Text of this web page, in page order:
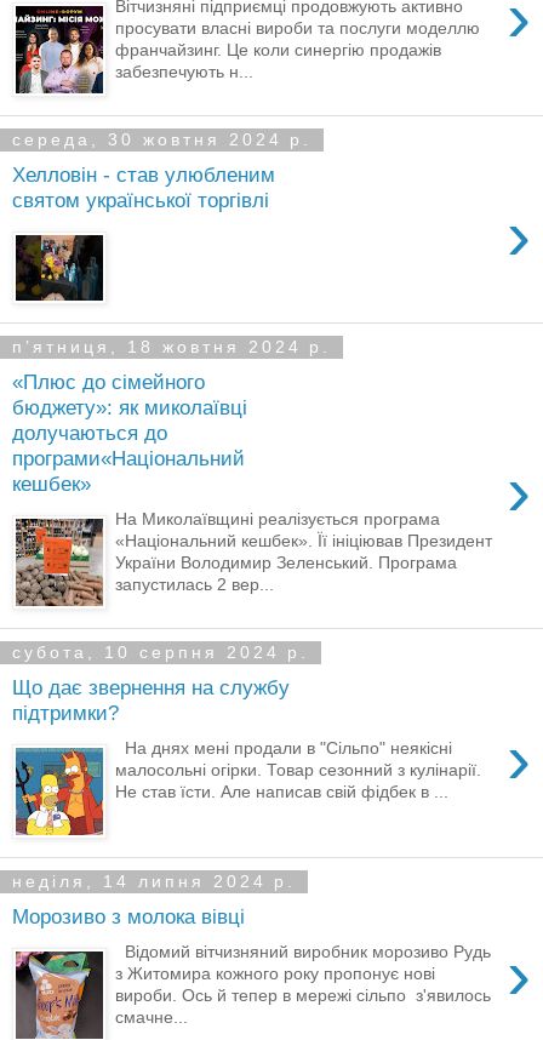
›
Вітчизняні підприємці продовжують активно
просувати власні вироби та послуги моделлю
франчайзинг. Це коли синергію продажів
забезпечують н...
середа, 30 жовтня 2024 р.
Хелловін - став улюбленим
святом української торгівлі
›
пʼятниця, 18 жовтня 2024 р.
«Плюс до сімейного
бюджету»: як миколаївці
долучаються до
програми«Національний
кешбек»
›
На Миколаївщині реалізується програма
«Національний кешбек». Її ініціював Президент
України Володимир Зеленський. Програма
запустилась 2 вер...
субота, 10 серпня 2024 р.
Що дає звернення на службу
підтримки?
›
На днях мені продали в "Сільпо" неякісні
малосольні огірки. Товар сезонний з кулінарії.
Не став їсти. Але написав свій фідбек в ...
неділя, 14 липня 2024 р.
Морозиво з молока вівці
›
Відомий вітчизняний виробник морозиво Рудь
з Житомира кожного року пропонує нові
вироби. Ось й тепер в мережі сільпо з'явилось
смачне...